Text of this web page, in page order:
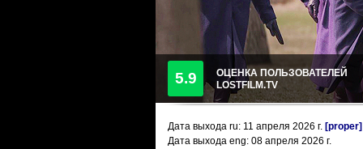
5.9
ОЦЕНКА ПОЛЬЗОВАТЕЛЕЙ
LOSTFILM.TV
Дата выхода ru: 11 апреля 2026 г. [proper]
Дата выхода eng: 08 апреля 2026 г.